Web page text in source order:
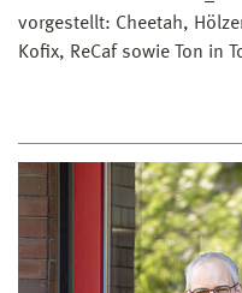
vorgestellt: Cheetah,
Kofix, ReCaf sowie Ton in